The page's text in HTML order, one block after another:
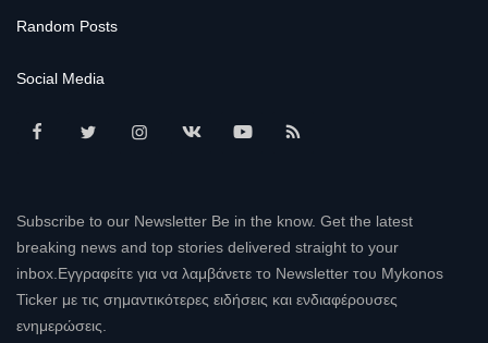
Random Posts
Social Media
Subscribe to our Newsletter Be in the know. Get the latest
breaking news and top stories delivered straight to your
inbox.Εγγραφείτε για να λαμβάνετε το Newsletter του Mykonos
Ticker με τις σημαντικότερες ειδήσεις και ενδιαφέρουσες
ενημερώσεις.